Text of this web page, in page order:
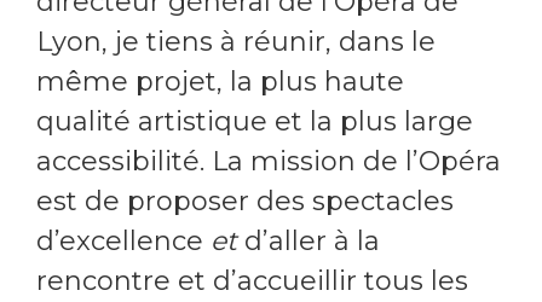
Lyon, je tiens à réunir, dans le
même projet, la plus haute
qualité artistique et la plus large
accessibilité. La mission de l’Opéra
est de proposer des spectacles
d’excellence etd’aller à la
rencontre et d’accueillir tous les